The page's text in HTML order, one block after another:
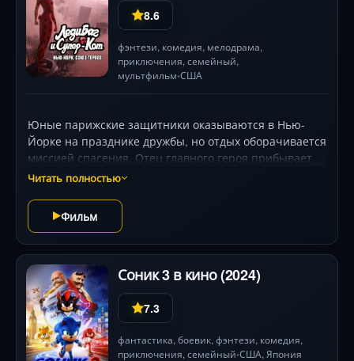
8.6
фэнтези, комедия, мелодрама,
приключения, семейный,
мультфильм•США
Юные парижские защитники оказываются в Нью-
Йорке на празднике дружбы, но отдых оборачивается
миссией спасения. Отец главного героя прибывает
ради загадочного ожерелья — Орлиного Когтя, чья
предстоит не только столкнуться с врагом на чужой
земле, но и объединиться с американскими
супергероями, чьи крылатые силуэты и уникальные
способности добавят зрелищности схваткам.
Головокружительные погони по Бруклинскому мосту,
визуальная феерия с узнаваемой архитектурой и
новый уровень командной работы держат в
напряжении до финала.
Читать полностью
Фильм
Соник 3 в кино (2024)
7.3
фантастика, боевик, фэнтези, комедия,
приключения, семейный•США, Япония